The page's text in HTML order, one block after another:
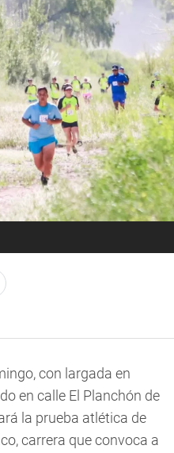
con largada en
en calle El Planchón de
la prueba atlética de
carrera que convoca a